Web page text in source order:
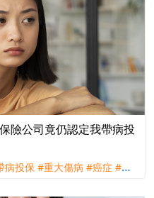
險公司竟仍認定我帶病投
病投保 #重大傷病 #癌症 #理